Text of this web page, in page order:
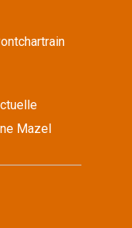
Mazel